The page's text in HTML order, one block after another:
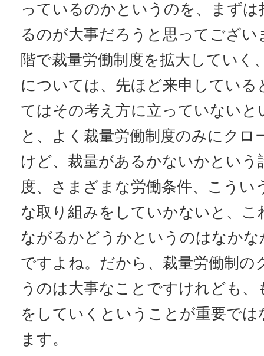
っているのかというのを、まず
るのが大事だろうと思ってござい
階で裁量労働制度を拡大していく
については、先ほど来申している
てはその考え方に立っていないと
と、よく裁量労働制度のみにクロ
けど、裁量があるかないかという
度、さまざまな労働条件、こうい
な取り組みをしていかないと、こ
ながるかどうかというのはなか
ですよね。だから、裁量労働制の
うのは大事なことですけれども、
をしていくということが重要で
ます。